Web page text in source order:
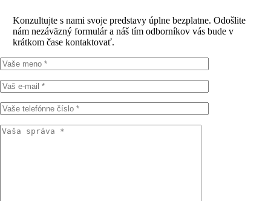
Konzultujte s nami svoje predstavy úplne bezplatne. Odošlite
nám nezáväzný formulár a náš tím odborníkov vás bude v
krátkom čase kontaktovať.